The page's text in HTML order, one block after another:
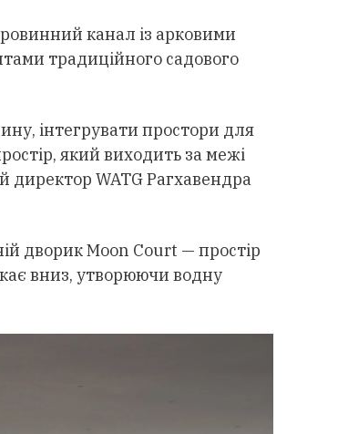
канал із арковими
традиційного садового
інтегрувати простори для
який виходить за межі
директор WATG Рагхавендра
дворик Moon Court — простір
вниз, утворюючи водну